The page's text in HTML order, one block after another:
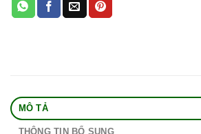
MÔ TẢ
THÔNG TIN BỔ SUNG